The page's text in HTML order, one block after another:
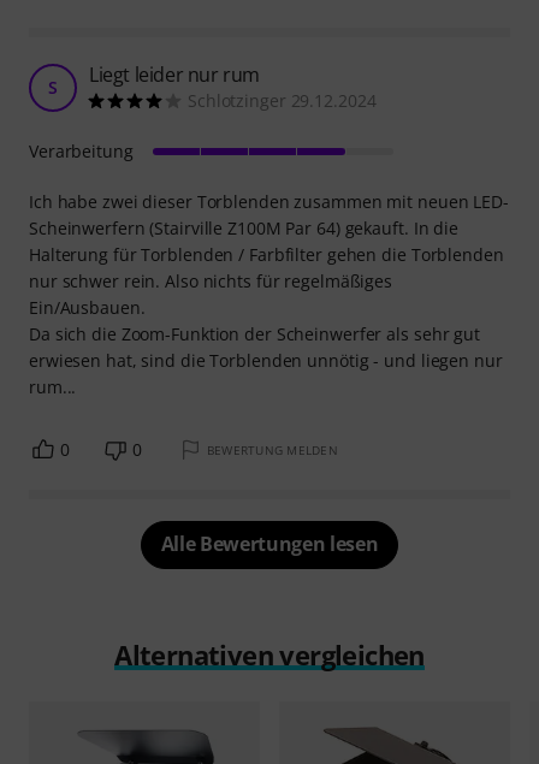
S Liegt leider nur rum
Schlotzinger 29.12.2024
Ich habe zwei dieser Torblenden zusammen mit neuen LED-
Scheinwerfern (Stairville Z100M Par 64) gekauft. In die
Halterung für Torblenden / Farbfilter gehen die Torblenden
nur schwer rein. Also nichts für regelmäßiges
Ein/Ausbauen.
Da sich die Zoom-Funktion der Scheinwerfer als sehr gut
erwiesen hat, sind die Torblenden unnötig - und liegen nur
rum...
Verarbeitung
0 0 BEWERTUNG MELDEN
Alle Bewertungen lesen
Alternativen vergleichen